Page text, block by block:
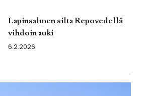
Lapinsalmen silta Repovedellä
vihdoin auki
6.2.2026